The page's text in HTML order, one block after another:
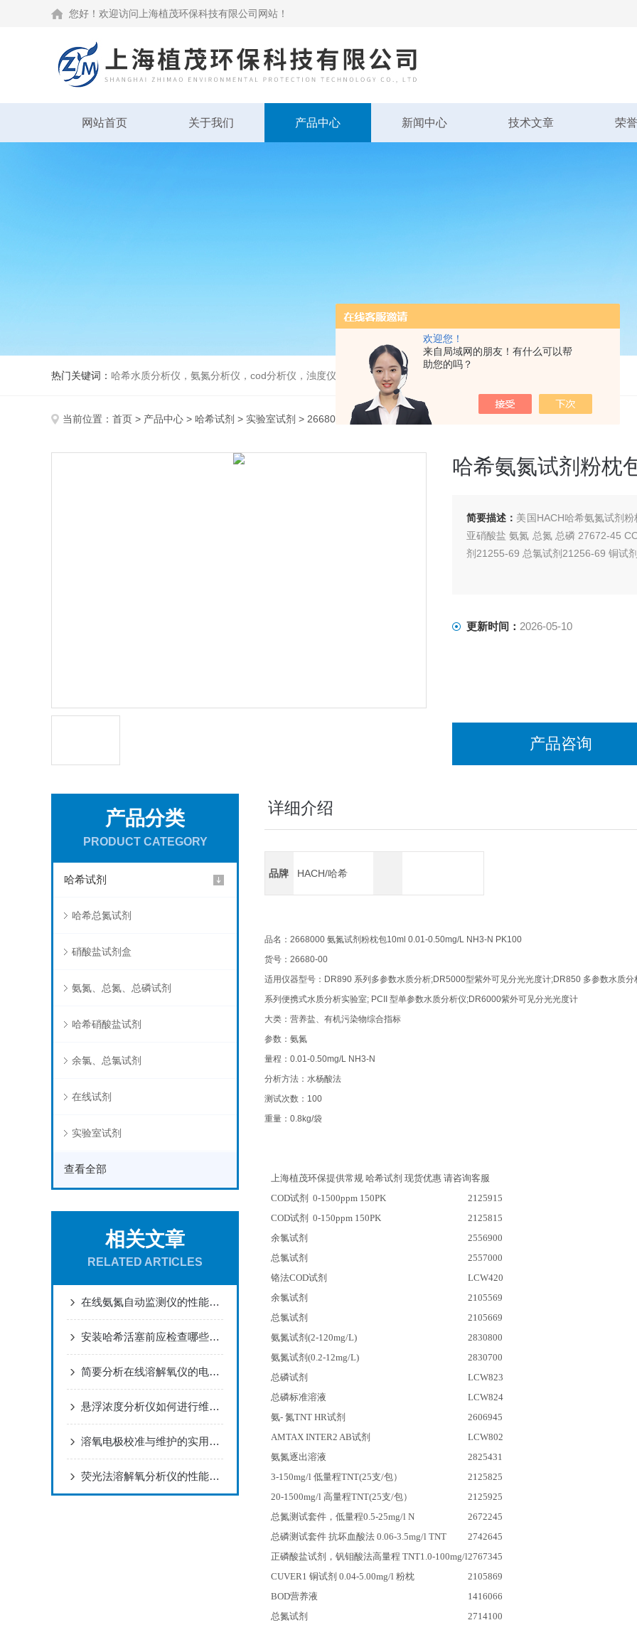
欢迎您！
来自局域网的朋友！有什么可以帮
助您的吗？
您好！欢迎访问上海植茂环保科技有限公司网站！
网站首页 关于我们 产品中心 新闻中心 技术文章 荣
热门关键词： 哈希水质分析仪，氨氮分析仪，cod分析仪，浊度仪，bod分析仪，溶解氧分析仪
当前位置： 首页 > 产品中心 > 哈希试剂 > 实验室试剂 > 2668000哈希氨氮试剂粉枕包0.01-0.50mg/L26680-00
哈希氨氮试剂粉枕
简要描述： 美国HACH哈希氨氮试剂
亚硝酸盐 氨氮 总氮 总磷 27672-45
剂21255-69 总氯试剂21256-69 铜试
更新时间： 2026-05-10
产品咨询
产品分类
PRODUCT CATEGORY
哈希试剂
哈希总氮试剂
硝酸盐试剂盒
氨氮、总氮、总磷试剂
哈希硝酸盐试剂
余氯、总氯试剂
在线试剂
实验室试剂
查看全部
相关文章
RELATED ARTICLES
在线氨氮自动监测仪的性能特点
安装哈希活塞前应检查哪些内容？
简要分析在线溶解氧仪的电极维护方法
悬浮浓度分析仪如何进行维护和保养？
溶氧电极校准与维护的实用指南
荧光法溶解氧分析仪的性能特点
详细介绍
品牌 HACH/哈希
品名：2668000 氨氮试剂粉枕包10ml 0.01-0.50mg/L NH3-N PK100
货号：26680-00
适用仪器型号：DR890 系列多参数水质分析;DR5000型紫外可见分光光度计;DR850 多参数水质
系列便携式水质分析实验室; PCII 型单参数水质分析仪;DR6000紫外可见分光光度计
大类：营养盐、有机污染物综合指标
参数：氨氮
量程：0.01-0.50mg/L NH3-N
分析方法：水杨酸法
测试次数：100
重量：0.8kg/袋
上海植茂环保提供常规 哈希试剂 现货优惠 请咨询客服
COD试剂 0-1500ppm 150PK
2125915
COD试剂 0-150ppm 150PK
2125815
余氯试剂
2556900
总氯试剂
2557000
铬法COD试剂
LCW420
余氯试剂
2105569
总氯试剂
2105669
氨氮试剂(2-120mg/L)
2830800
氨氮试剂(0.2-12mg/L)
2830700
总磷试剂
LCW823
总磷标准溶液
LCW824
氨- 氮TNT HR试剂
2606945
AMTAX INTER2 AB试剂
LCW802
氨氮逐出溶液
2825431
3-150mg/l 低量程TNT(25支/包）
2125825
20-1500mg/l 高量程TNT(25支/包）
2125925
总氮测试套件，低量程0.5-25mg/l N
2672245
总磷测试套件 抗坏血酸法 0.06-3.5mg/l TNT
2742645
正磷酸盐试剂，钒钼酸法高量程 TNT1.0-100mg/l2767345
CUVER1 铜试剂 0.04-5.00mg/l 粉枕
2105869
BOD营养液
1416066
总氮试剂
2714100